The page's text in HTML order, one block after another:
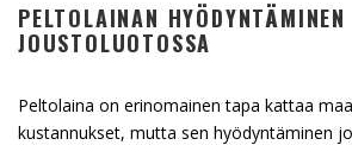
PELTOLAINAN HYÖDYNTÄMINEN
JOUSTOLUOTOSSA
Peltolaina on erinomainen tapa kattaa
kustannukset, mutta sen hyödyntäminen